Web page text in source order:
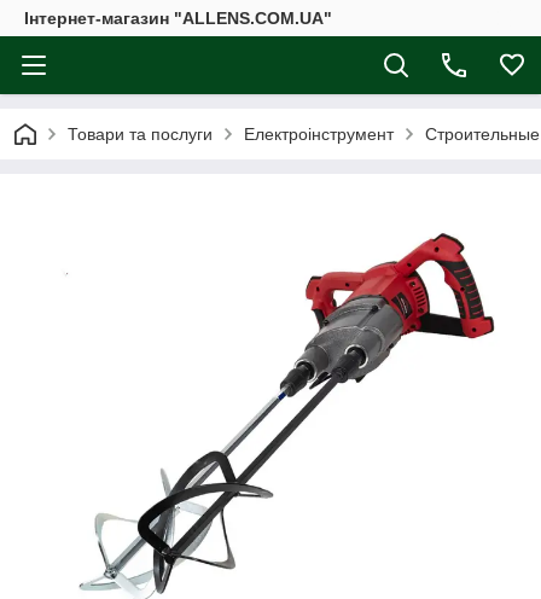
Інтернет-магазин "ALLENS.COM.UA"
Товари та послуги Електроінструмент